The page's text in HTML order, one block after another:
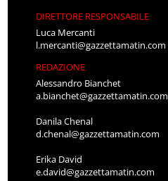
DIRETTORE RESPONSABILE
Luca Mercanti
l.mercanti@gazzettamatin.com
REDAZIONE
Alessandro Bianchet
a.bianchet@gazzettamatin.com
Danila Chenal
d.chenal@gazzettamatin.com
Erika David
e.david@gazzettamatin.com